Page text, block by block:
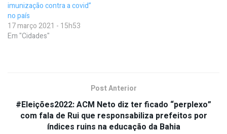
imunização contra a covid”
no país
17 março 2021 - 15h53
Em "Cidades"
Post Anterior
#Eleições2022: ACM Neto diz ter ficado “perplexo”
com fala de Rui que responsabiliza prefeitos por
índices ruins na educação da Bahia